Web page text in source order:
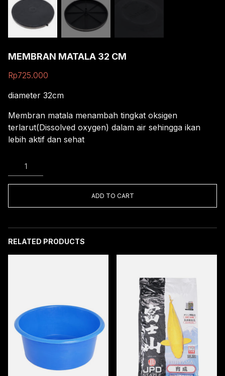
MEMBRAN MATALA 32 CM
Rp725.000
diameter 32cm
Membran matala menambah tingkat oksigen
terlarut(Dissolved oxygen) dalam air sehingga ikan
lebih aktif dan sehat
MEMBRAN
32
ADD TO CART
RELATED PRODUCTS